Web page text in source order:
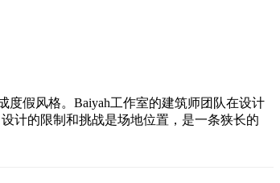
度假风格。Baiyah工作室的建筑师团队在设计
计的限制和挑战是场地位置，是一条狭长的